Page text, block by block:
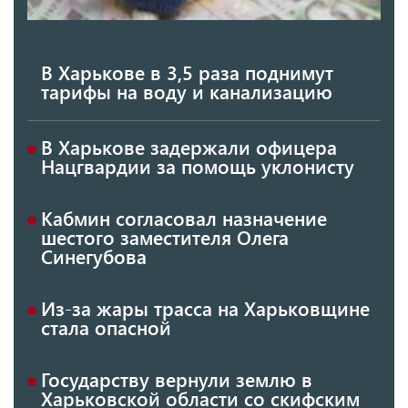
В Харькове в 3,5 раза поднимут
тарифы на воду и канализацию
В Харькове задержали офицера
Нацгвардии за помощь уклонисту
Кабмин согласовал назначение
шестого заместителя Олега
Синегубова
Из-за жары трасса на Харьковщине
стала опасной
Государству вернули землю в
Харьковской области со скифским